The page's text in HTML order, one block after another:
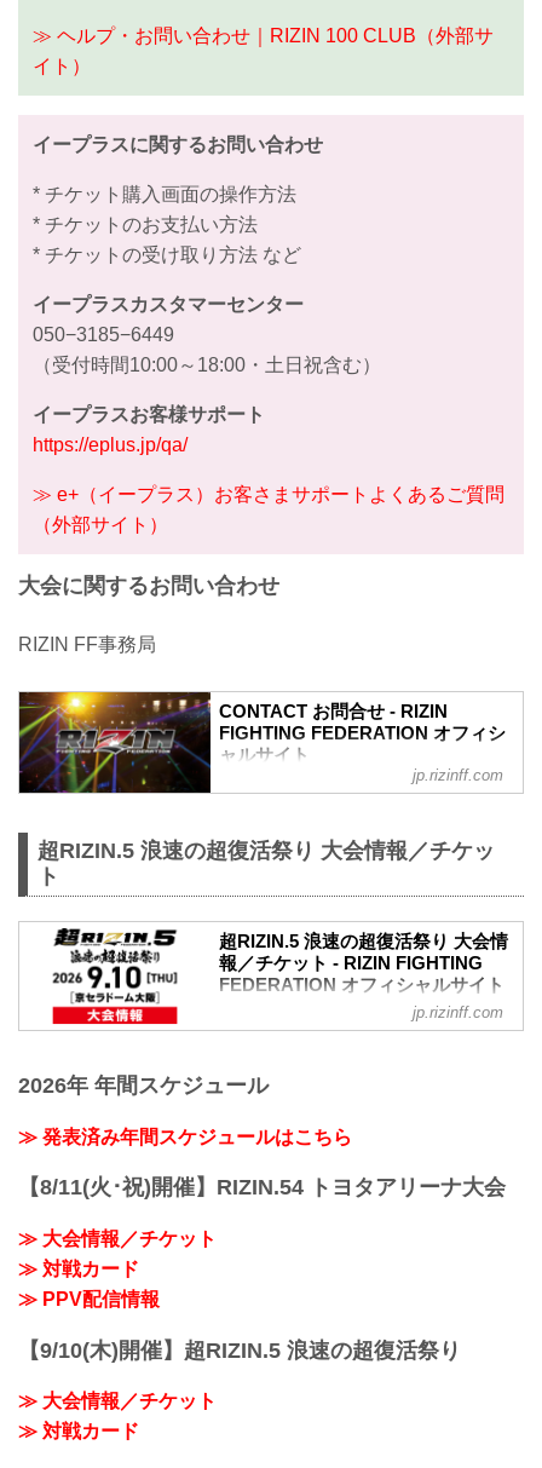
≫ ヘルプ・お問い合わせ｜RIZIN 100 CLUB（外部サ
イト）
イープラスに関するお問い合わせ
* チケット購入画面の操作方法
* チケットのお支払い方法
* チケットの受け取り方法 など
イープラスカスタマーセンター
050−3185−6449
（受付時間10:00～18:00・土日祝含む）
イープラスお客様サポート
https://eplus.jp/qa/
≫ e+（イープラス）お客さまサポートよくあるご質問
（外部サイト）
大会に関するお問い合わせ
RIZIN FF事務局
CONTACT お問合せ - RIZIN
FIGHTING FEDERATION オフィシ
ャルサイト
jp.rizinff.com
超RIZIN.5 浪速の超復活祭り 大会情報／チケッ
ト
超RIZIN.5 浪速の超復活祭り 大会情
報／チケット - RIZIN FIGHTING
FEDERATION オフィシャルサイト
超RIZIN.5 浪速の超復活祭り大会概要
※開場・開始時間は決定次第RIZIN FFオ
会場
京セラドーム大阪
興奮と感動のスタジアム京セラドーム大
jp.rizinff.com
2026年 年間スケジュール
≫ 発表済み年間スケジュールはこちら
【8/11(火･祝)開催】RIZIN.54 トヨタアリーナ大会
≫ 大会情報／チケット
≫ 対戦カード
≫ PPV配信情報
【9/10(木)開催】超RIZIN.5 浪速の超復活祭り
≫ 大会情報／チケット
≫ 対戦カード